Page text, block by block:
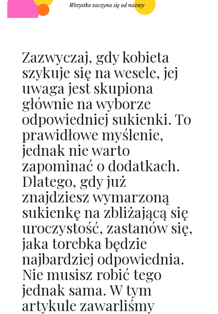
Zazwyczaj, gdy kobieta
szykuje się na wesele, jej
uwaga jest skupiona
głównie na wyborze
odpowiedniej sukienki. To
prawidłowe myślenie,
jednak nie warto
zapominać o dodatkach.
Dlatego, gdy już
znajdziesz wymarzoną
sukienkę na zbliżającą się
uroczystość, zastanów się,
jaka torebka będzie
najbardziej odpowiednia.
Nie musisz robić tego
jednak sama. W tym
artykule zawarliśmy